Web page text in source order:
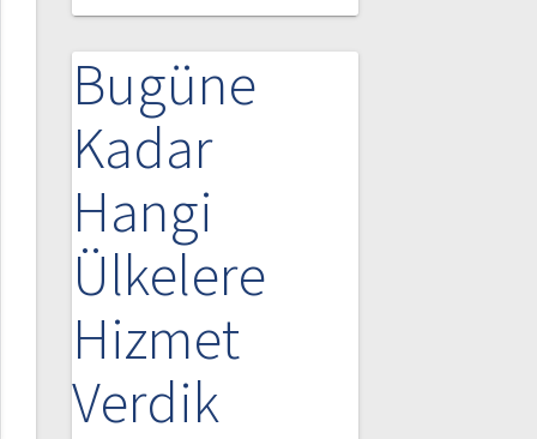
Bugüne
Kadar
Hangi
Ülkelere
Hizmet
Verdik